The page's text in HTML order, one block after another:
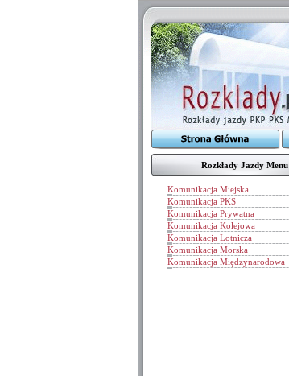
Rozkłady Jazdy Menu
Komunikacja Miejska
Komunikacja PKS
Komunikacja Prywatna
Komunikacja Kolejowa
Komunikacja Lotnicza
Komunikacja Morska
Komunikacja Międzynarodowa